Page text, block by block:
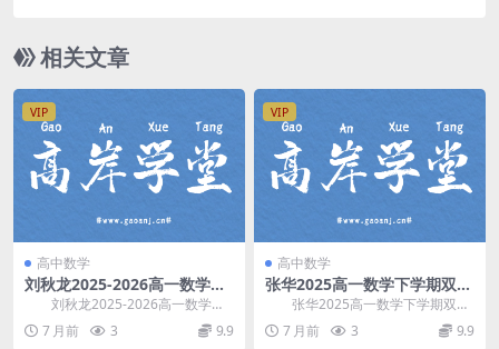
相关文章
VIP
高中数学
刘秋龙2025-2026高一数学上
秋目标一本班(视频+笔记+讲
义) 百度网盘分享
刘秋龙2025-2026高一数学上
秋目标一本班(视频+笔记+讲义)。
开课时间...
7 月前 3 9.9
VIP
高中数学
张华2025高一数学下学期双一
流尖端寒春班(含电子讲义) 百
度网盘分享
张华2025高一数学下学期双一
流尖端寒春班，高质版，无水印。
开课时间：2...
7 月前 3 9.9